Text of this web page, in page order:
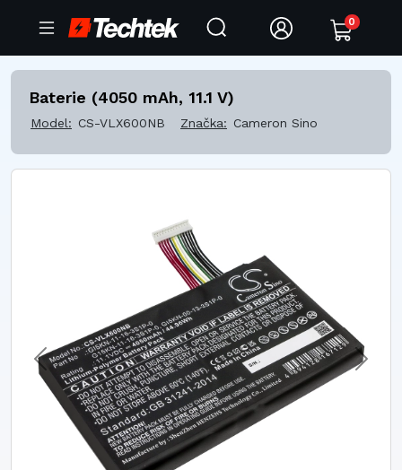
0
Baterie (4050 mAh, 11.1 V)
Model: CS-VLX600NB Značka: Cameron Sino